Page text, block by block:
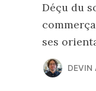
Déçu du
ses
DEVIN